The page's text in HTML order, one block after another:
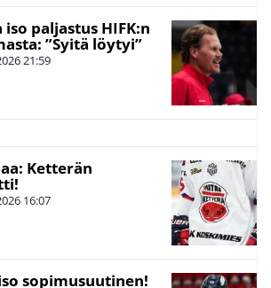
iso paljastus HIFK:n
”Syitä löytyi”
21:59
Ketterän
16:07
sopimusuutinen!